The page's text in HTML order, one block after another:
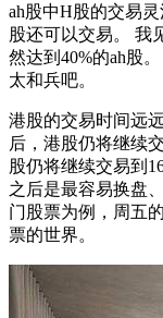
ah股中H股的交易
股还可以交易。 我
然达到40%的ah股
太和兵吧。
港股的交易时间远
后，港股仍将继续
股仍将继续交易到
之后是最容易换盘
门股票为例，周五
票的世界。